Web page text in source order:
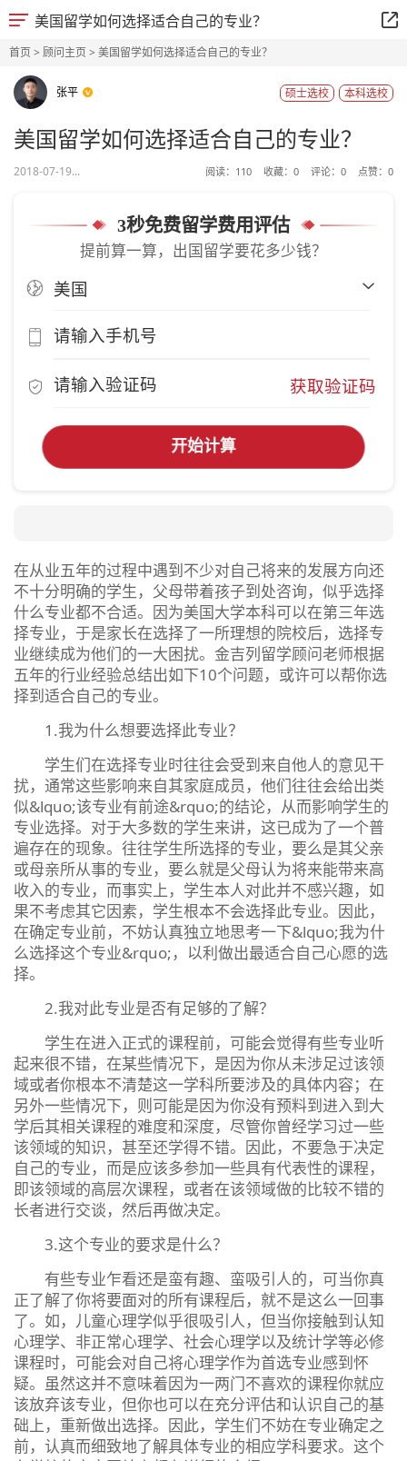
美国留学如何选择适合自己的专业？
首页> 顾问主页> 美国留学如何选择适合自己的专业？
张平 本科选校
硕士选校
美国留学如何选择适合自己的专业？
2018-07-19... 阅读： 110 收藏： 0 评论： 0 点赞： 0
3秒免费留学费用评估
提前算一算，出国留学要花多少钱？
获取验证码
开始计算
在从业五年的过程中遇到不少对自己将来的发展方向还
不十分明确的学生，父母带着孩子到处咨询，似乎选择
什么专业都不合适。因为美国大学本科可以在第三年选
择专业，于是家长在选择了一所理想的院校后，选择专
业继续成为他们的一大困扰。金吉列留学顾问老师根据
五年的行业经验总结出如下10个问题，或许可以帮你选
择到适合自己的专业。
1.我为什么想要选择此专业？
学生们在选择专业时往往会受到来自他人的意见干
扰，通常这些影响来自其家庭成员，他们往往会给出类
似&lquo;该专业有前途&rquo;的结论，从而影响学生的
专业选择。对于大多数的学生来讲，这已成为了一个普
遍存在的现象。往往学生所选择的专业，要么是其父亲
或母亲所从事的专业，要么就是父母认为将来能带来高
收入的专业，而事实上，学生本人对此并不感兴趣，如
果不考虑其它因素，学生根本不会选择此专业。因此，
在确定专业前，不妨认真独立地思考一下&lquo;我为什
么选择这个专业&rquo;，以利做出最适合自己心愿的选
择。
2.我对此专业是否有足够的了解？
学生在进入正式的课程前，可能会觉得有些专业听
起来很不错，在某些情况下，是因为你从未涉足过该领
域或者你根本不清楚这一学科所要涉及的具体内容；在
另外一些情况下，则可能是因为你没有预料到进入到大
学后其相关课程的难度和深度，尽管你曾经学习过一些
该领域的知识，甚至还学得不错。因此，不要急于决定
自己的专业，而是应该多参加一些具有代表性的课程，
即该领域的高层次课程，或者在该领域做的比较不错的
长者进行交谈，然后再做决定。
3.这个专业的要求是什么？
有些专业乍看还是蛮有趣、蛮吸引人的，可当你真
正了解了你将要面对的所有课程后，就不是这么一回事
了。如，儿童心理学似乎很吸引人，但当你接触到认知
心理学、非正常心理学、社会心理学以及统计学等必修
课程时，可能会对自己将心理学作为首选专业感到怀
疑。虽然这并不意味着因为一两门不喜欢的课程你就应
该放弃该专业，但你也可以在充分评估和认识自己的基
础上，重新做出选择。因此，学生们不妨在专业确定之
前，认真而细致地了解具体专业的相应学科要求。这个